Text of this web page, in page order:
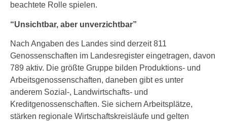
beachtete Rolle spielen.
“Unsichtbar, aber unverzichtbar”
Nach Angaben des Landes sind derzeit 811
Genossenschaften im Landesregister eingetragen, davon
789 aktiv. Die größte Gruppe bilden Produktions- und
Arbeitsgenossenschaften, daneben gibt es unter
anderem Sozial-, Landwirtschafts- und
Kreditgenossenschaften. Sie sichern Arbeitsplätze,
stärken regionale Wirtschaftskreisläufe und gelten